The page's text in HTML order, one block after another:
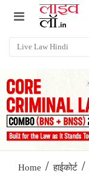
Home / हाईकोर्ट /